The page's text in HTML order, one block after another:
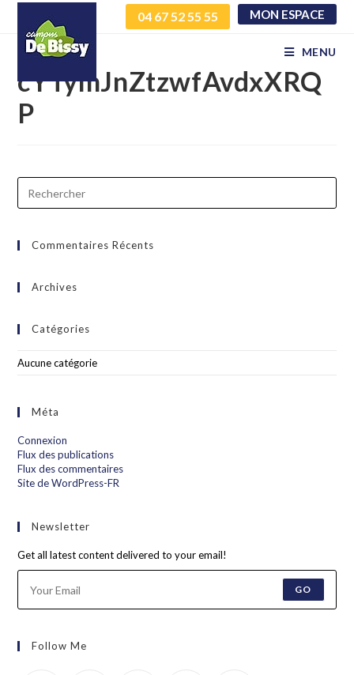
04 67 52 55 55 MON ESPACE
MENU
OlTnRJhdvrSnBTMK
cYTymJnZtzwfAvdxXRQ
P
Commentaires Récents
Archives
Catégories
Aucune catégorie
Méta
Connexion
Flux des publications
Flux des commentaires
Site de WordPress-FR
Newsletter
Get all latest content delivered to your email!
GO
Follow Me